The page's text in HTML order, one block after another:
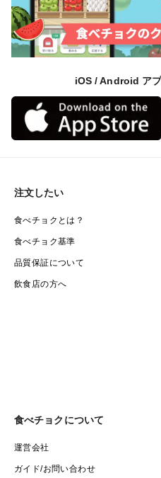
iOS / Android ア
注文したい
食べチョクとは？
食べチョク基準
品質保証について
飲食店の方へ
食べチョクについて
運営会社
ガイド/お問い合わせ